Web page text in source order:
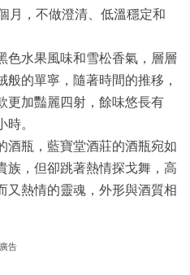
月，不做澄清、低溫穩定和
色水果風味和雪松香氣，層層
的單寧，隨著時間的推移，
更加豔麗四射，餘味悠長有
。
酒瓶，藍寶堂酒莊的酒瓶宛如
族，但卻跳著熱情探戈舞，高
又熱情的靈魂，外形與酒質相
廣告